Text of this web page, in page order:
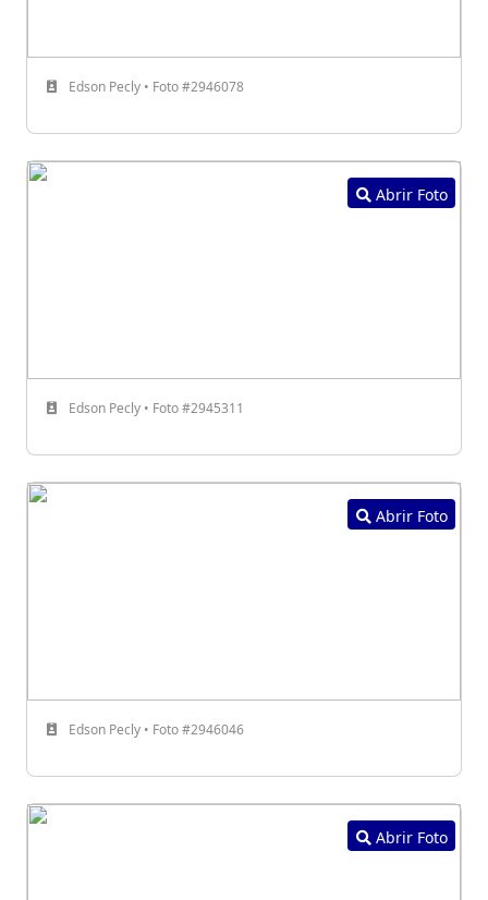
Edson Pecly • Foto #2946078
Abrir Foto
Edson Pecly • Foto #2945311
Abrir Foto
Edson Pecly • Foto #2946046
Abrir Foto